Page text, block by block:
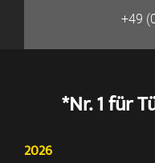
+49
*Nr. 1 für
2026